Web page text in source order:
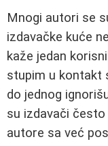
Mnogi autori se
izdavačke kuće
kaže jedan
stupim u kontakt
do jednog
su izdavači
autore sa već